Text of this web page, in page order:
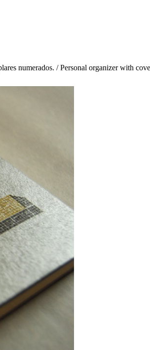
numerados. / Personal organizer with